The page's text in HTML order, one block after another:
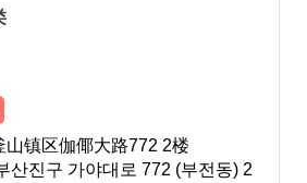
山镇区伽倻大路772 2楼
산진구 가야대로 772 (부전동) 2